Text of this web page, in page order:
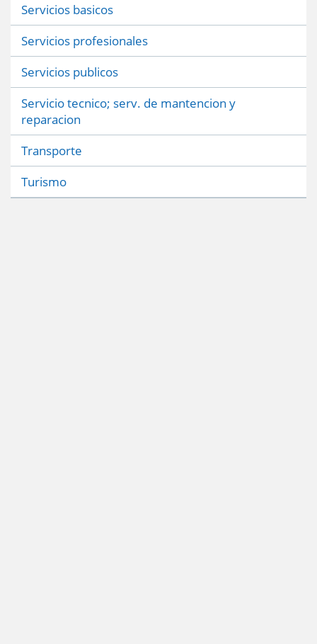
Servicios basicos
Servicios profesionales
Servicios publicos
Servicio tecnico; serv. de mantencion y
reparacion
Transporte
Turismo